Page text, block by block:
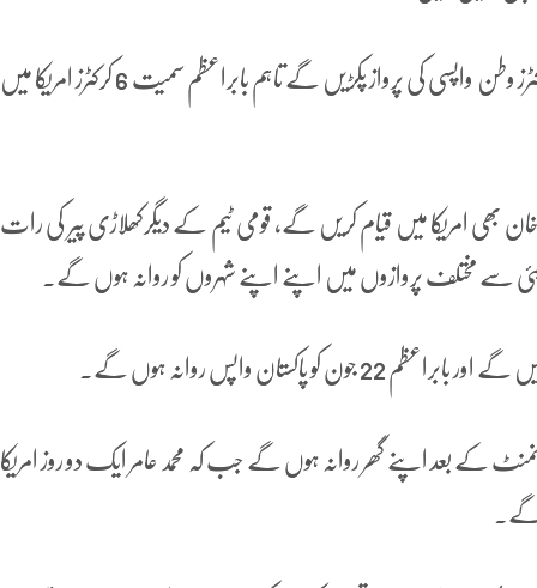
قومی ٹیم کا ورلڈکپ میں سفر ختم ہونے کے بعد اب کرکٹرز وطن واپسی کی پرواز پکڑیں گے تاہم بابراعظم سمیت 6 کرکٹرز امریکا میں
بھی امریکا میں قیام کریں گے، قومی ٹیم کے دیگرکھلاڑی پیر کی رات
سے مختلف پروازوں میں اپنے اپنے شہروں کو روانہ ہوں گے۔
کے بعد اپنے گھر روانہ ہوں گے جب کہ محمد عامر ایک دو روز امریکا
گے۔